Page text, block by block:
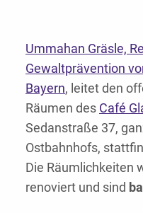
Ummahan Gräsle,
Gewaltprävention
Bayern, leitet den
Räumen des Café
Sedanstraße 37,
Ostbahnhofs,
Die Räumlichkeiten
renoviert und sind